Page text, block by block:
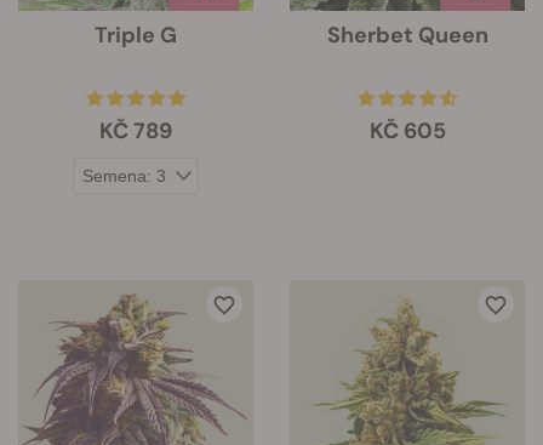
Triple G
KČ 789
Sherbet Queen
KČ 605